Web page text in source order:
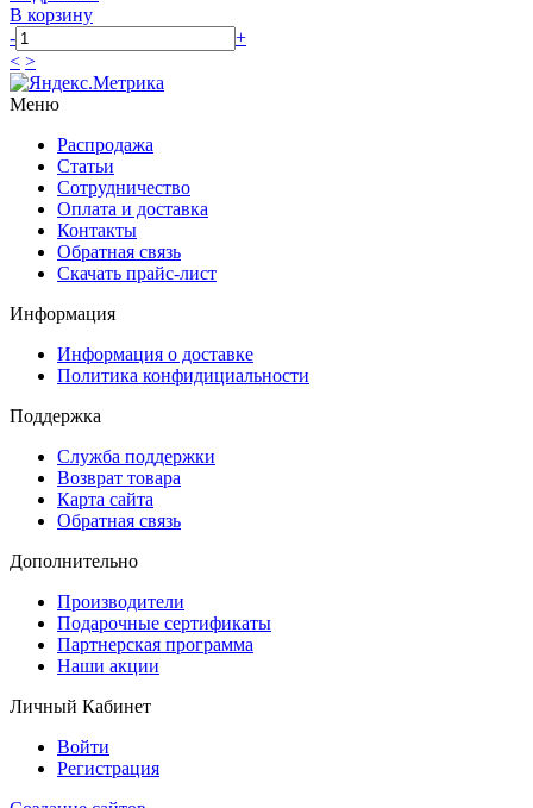
В корзину
-
+
< >
Меню
Распродажа
Статьи
Сотрудничество
Оплата и доставка
Контакты
Обратная связь
Скачать прайс-лист
Информация
Информация о доставке
Политика конфидициальности
Поддержка
Служба поддержки
Возврат товара
Карта сайта
Обратная связь
Дополнительно
Производители
Подарочные сертификаты
Партнерская программа
Наши акции
Личный Кабинет
Войти
Регистрация